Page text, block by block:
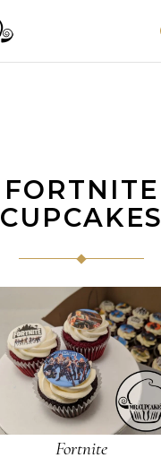
FORTNITE
CUPCAKES
Fortnite